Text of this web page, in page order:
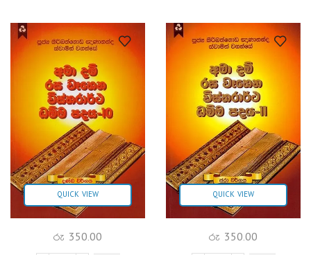
QUICK VIEW
රු 350.00
QUICK VIEW
රු 350.00